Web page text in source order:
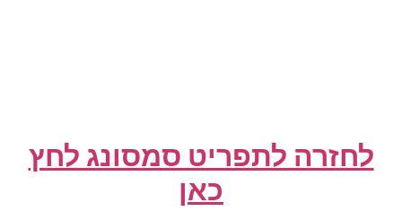
לחזרה לתפריט סמסונג לחץ
כאן